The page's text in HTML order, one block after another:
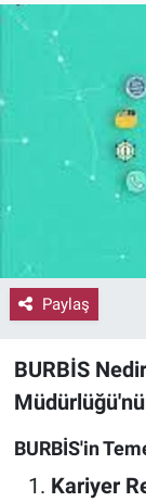
Paylaş
BURBİS
BURBİS'in
Kariyer